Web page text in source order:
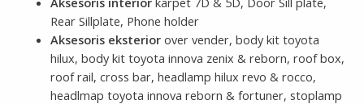
Rear Sillplate, Phone holder
Aksesoris eksterior over vender, body kit toyota
hilux, body kit toyota innova zenix & reborn, roof box,
roof rail, cross bar, headlamp hilux revo & rocco,
headlmap toyota innova reborn & fortuner, stoplamp